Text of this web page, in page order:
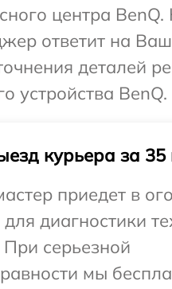
центра
ответит на
деталей
устройства BenQ.
курьера за 35
приедет в
диагностики
При серьезной
мы